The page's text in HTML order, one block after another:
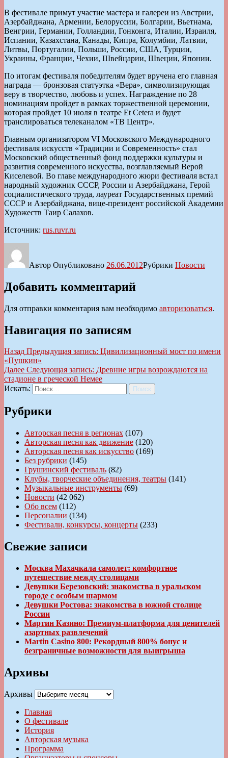
В фестивале примут участие мастера и галереи из Австрии,
Азербайджана, Армении, Белоруссии, Болгарии, Вьетнама,
Венгрии, Германии, Голландии, Гонконга, Италии, Израиля,
Испании, Казахстана, Канады, Кипра, Колумбии, Латвии,
Литвы, Португалии, Польши, России, США, Турции,
Украины, Франции, Чехии, Швейцарии, Швеции, Японии.
По итогам фестиваля победителям будет вручена его главная
награда — бронзовая статуэтка «Вера», символизирующая
веру в творчество, любовь и успех. Награждение по 28
номинациям пройдет в рамках торжественной церемонии,
которая пройдет 10 июля в театре Et Cetera и будет
транслироваться телеканалом «ТВ Центр».
Главным организатором VI Московского Международного
фестиваля искусств «Традиции и Современность» стал
Московский общественный фонд поддержки культуры и
развития современного искусства, возглавляемый Верой
Киселевой. Во главе международного жюри фестиваля встал
народный художник СССР, России и Азербайджана, Герой
социалистического труда, лауреат Государственных премий
СССР и Азербайджана, вице-президент российской Академии
Художеств Таир Салахов.
Источник: rus.ruvr.ru
Автор Опубликовано 26.06.2012Рубрики Новости
Добавить комментарий
Для отправки комментария вам необходимо авторизоваться.
Навигация по записям
Назад Предыдущая запись: Цивилизационный мост по имени
«Пушкин»
Далее Следующая запись: Древние игры возрождаются на
стадионе в греческой Немее
Искать:
Поиск
Рубрики
Авторская песня в регионах (107)
Авторская песня как движение (120)
Авторская песня как искусство (169)
Без рубрики (145)
Грушинский фестиваль (82)
Клубы, творческие объединения, театры (141)
Музыкальные инструменты (69)
Новости (42 062)
Обо всем (112)
Персоналии (134)
Фестивали, конкурсы, концерты (233)
Свежие записи
Москва Махачкала самолет: комфортное
путешествие между столицами
Девушки Березовский: знакомства в уральском
городе с особым шармом
Девушки Ростова: знакомства в южной столице
России
Мартин Казино: Премиум-платформа для ценителей
азартных развлечений
Martin Casino 800: Рекордный 800% бонус и
безграничные возможности для выигрыша
Архивы
Архивы
Главная
О фестивале
История
Авторская музыка
Программа